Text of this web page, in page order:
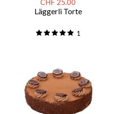
CHF 25.00
Läggerli Torte
1